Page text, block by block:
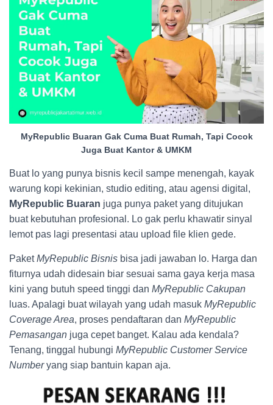
MyRepublic Buaran Gak Cuma Buat Rumah, Tapi Cocok
Juga Buat Kantor & UMKM
Buat lo yang punya bisnis kecil sampe menengah, kayak
warung kopi kekinian, studio editing, atau agensi digital,
MyRepublic Buaran juga punya paket yang ditujukan
buat kebutuhan profesional. Lo gak perlu khawatir sinyal
lemot pas lagi presentasi atau upload file klien gede.
PaketMyRepublic Bisnis bisa jadi jawaban lo. Harga dan
fiturnya udah didesain biar sesuai sama gaya kerja masa
kini yang butuh speed tinggi dan MyRepublic Cakupan
luas. Apalagi buat wilayah yang udah masuk MyRepublic
Coverage Area, proses pendaftaran dan MyRepublic
Pemasangan juga cepet banget. Kalau ada kendala?
Tenang, tinggal hubungi MyRepublic Customer Service
Numberyang siap bantuin kapan aja.